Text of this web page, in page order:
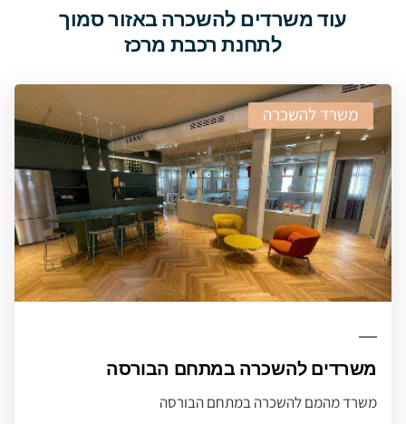
עוד משרדים להשכרה באזור סמוך
לתחנת רכבת מרכז
משרד להשכרה
משרדים להשכרה במתחם הבורסה
משרד מהמם להשכרה במתחם הבורסה